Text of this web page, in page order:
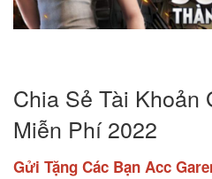
Chia Sẻ Tài Khoản
Miễn Phí 2022
Gửi Tặng Các Bạn Acc